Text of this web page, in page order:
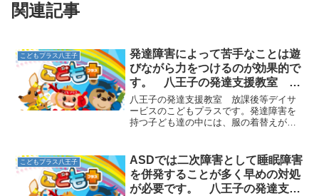
関連記事
こどもプラス八王子
発達障害によって苦手なことは遊
びながら力をつけるのが効果的で
す。 八王子の発達支援教室 こ
どもプラスの放課後等デイサービ
ス
八王子の発達支援教室 放課後等デイサ
ービスのこどもプラスです。発達障害を
持つ子ども達の中には、服の着替えが苦
ても複雑な作業です。体のバランスを保
つ力、手足をスムーズに動...
こどもプラス八王子
ASDでは二次障害として睡眠障害
を併発することが多く早めの対処
が必要です。 八王子の発達支援